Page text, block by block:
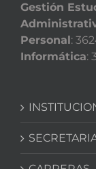
Gestión
Personal :
Informática: